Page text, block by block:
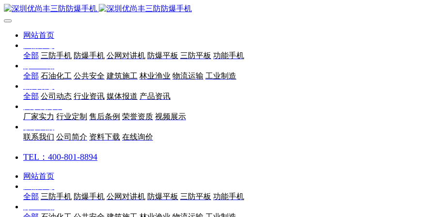
网站首页
全部 三防手机 防爆手机 公网对讲机 防爆平板 三防平板 功能手机
全部 石油化工 公共安全 建筑施工 林业渔业 物流运输 工业制造
全部 公司动态 行业资讯 媒体报道 产品资讯
厂家实力 行业定制 售后条例 荣誉资质 视频展示
联系我们 公司简介 资料下载 在线询价
TEL：400-801-8894
网站首页
全部 三防手机 防爆手机 公网对讲机 防爆平板 三防平板 功能手机